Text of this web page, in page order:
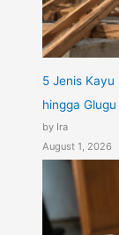
5 Jenis
hingga Glugu
by Ira
August 1, 2026